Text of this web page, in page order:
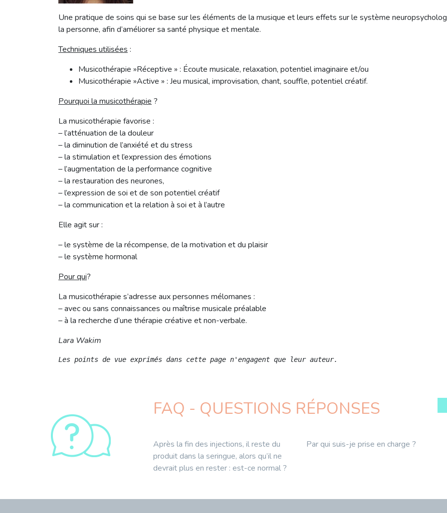
Une pratique de soins qui se base sur les éléments de la musique et leurs effets sur le système
la personne, afin d’améliorer sa santé physique et mentale.
Techniques utilisées :
Musicothérapie »Réceptive » : Écoute musicale, relaxation, potentiel imaginaire et/ou
Musicothérapie »Active » : Jeu musical, improvisation, chant, souffle, potentiel créatif.
Pourquoi la musicothérapie ?
La musicothérapie favorise :
– l’atténuation de la douleur
– la diminution de l’anxiété et du stress
– la stimulation et l’expression des émotions
– l’augmentation de la performance cognitive
– la restauration des neurones,
– l’expression de soi et de son potentiel créatif
– la communication et la relation à soi et à l’autre
Elle agit sur :
– le système de la récompense, de la motivation et du plaisir
– le système hormonal
Pour qui?
La musicothérapie s’adresse aux personnes mélomanes :
– avec ou sans connaissances ou maîtrise musicale préalable
– à la recherche d’une thérapie créative et non-verbale.
Lara Wakim
Les points de vue exprimés dans cette page n'engagent que leur auteur.
FAQ - QUESTIONS RÉPONSES
Après la fin des injections, il reste du
produit dans la seringue, alors qu’il ne
devrait plus en rester : est-ce normal ?
Par qui suis-je prise en charge ?